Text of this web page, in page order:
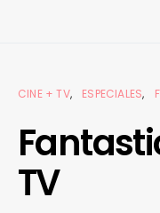
CINE + TV ESPECIALES
TV